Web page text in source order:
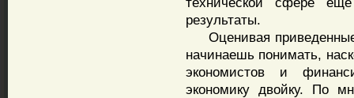
результаты.
Оценивая приведенные
начинаешь понимать,
экономистов и
экономику двойку. По